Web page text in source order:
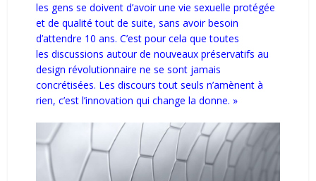
les gens se doivent d’avoir une vie sexuelle protégée
et de qualité tout de suite, sans avoir besoin
d’attendre 10 ans. C’est pour cela que toutes
les discussions autour de nouveaux préservatifs au
design révolutionnaire ne se sont jamais
concrétisées. Les discours tout seuls n’amènent à
rien, c’est l’innovation qui change la donne. »